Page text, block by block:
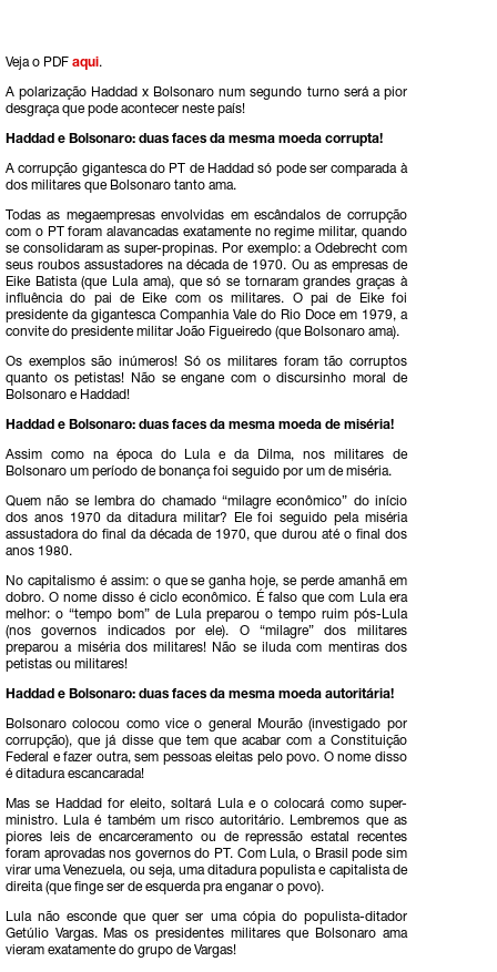
Veja o PDF aqui .
A polarização Haddad x Bolsonaro num segundo turno será a pior
desgraça que pode acontecer neste país!
Haddad e Bolsonaro: duas faces da mesma moeda corrupta!
A corrupção gigantesca do PT de Haddad só pode ser comparada à
dos militares que Bolsonaro tanto ama.
Todas as megaempresas envolvidas em escândalos de corrupção
com o PT foram alavancadas exatamente no regime militar, quando
se consolidaram as super-propinas. Por exemplo: a Odebrecht com
seus roubos assustadores na década de 1970. Ou as empresas de
Eike Batista (que Lula ama), que só se tornaram grandes graças à
influência do pai de Eike com os militares. O pai de Eike foi
presidente da gigantesca Companhia Vale do Rio Doce em 1979, a
convite do presidente militar João Figueiredo (que Bolsonaro ama).
Os exemplos são inúmeros! Só os militares foram tão corruptos
quanto os petistas! Não se engane com o discursinho moral de
Bolsonaro e Haddad!
Haddad e Bolsonaro: duas faces da mesma moeda de miséria!
Assim como na época do Lula e da Dilma, nos militares de
Bolsonaro um período de bonança foi seguido por um de miséria.
Quem não se lembra do chamado “milagre econômico” do início
dos anos 1970 da ditadura militar? Ele foi seguido pela miséria
assustadora do final da década de 1970, que durou até o final dos
anos 1980.
No capitalismo é assim: o que se ganha hoje, se perde amanhã em
dobro. O nome disso é ciclo econômico. É falso que com Lula era
melhor: o “tempo bom” de Lula preparou o tempo ruim pós-Lula
(nos governos indicados por ele). O “milagre” dos militares
preparou a miséria dos militares! Não se iluda com mentiras dos
petistas ou militares!
Haddad e Bolsonaro: duas faces da mesma moeda autoritária!
Bolsonaro colocou como vice o general Mourão (investigado por
corrupção), que já disse que tem que acabar com a Constituição
Federal e fazer outra, sem pessoas eleitas pelo povo. O nome disso
é ditadura escancarada!
Mas se Haddad for eleito, soltará Lula e o colocará como super-
ministro. Lula é também um risco autoritário. Lembremos que as
piores leis de encarceramento ou de repressão estatal recentes
foram aprovadas nos governos do PT. Com Lula, o Brasil pode sim
virar uma Venezuela, ou seja, uma ditadura populista e capitalista de
direita (que finge ser de esquerda pra enganar o povo).
Lula não esconde que quer ser uma cópia do populista-ditador
Getúlio Vargas. Mas os presidentes militares que Bolsonaro ama
vieram exatamente do grupo de Vargas!